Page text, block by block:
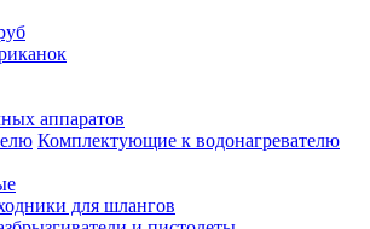
аппаратов
Комплектующие к водонагревателю
для шлангов